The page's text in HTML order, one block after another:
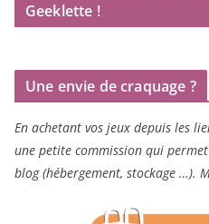
Geeklette !
Une envie de craquage ?
En achetant vos jeux depuis les
une petite commission qui
blog (hébergement, stockage …).